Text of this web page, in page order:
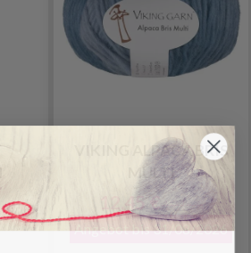
VIKING ALPACA BRIS
MULTI
12.45 €19.15 €
Angebot bis 31/08/2026